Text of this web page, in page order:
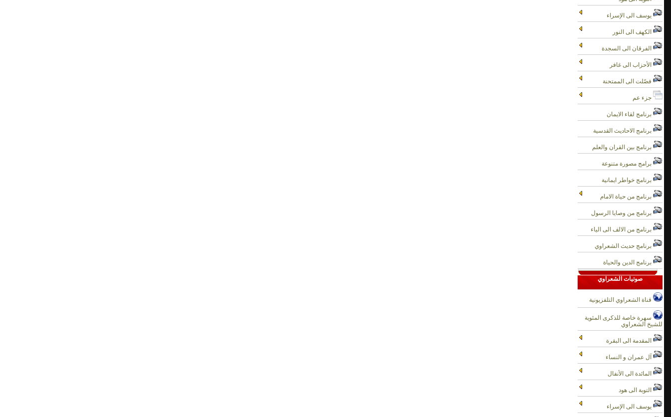
يوسف الى الإسراء
الكهف الى النور
الفرقان الى السجدة
الأحزاب الى غافر
فصّلت الى الممتحنة
جزء عم
برنامج لقاء الايمان
برنامج الاحاديث القدسية
برنامج بين القران والعلم
برامج مصورة متنوعة
برنامج خواطر ايمانية
برنامج من حياة الامام
برنامج من وصايا الرسول
برنامج من الالف الى الياء
برنامج حديث الشعراوي
برنامج الدين والحياة
صوتيات الشعراوي
قناة الشعراوي التلفزيونية
سهرة خاصة للذكرى المئوية
للشيخ الشعراوي
المقدمة الى البقرة
آل عمران و النساء
المائدة الى الأنفال
التوبة الى هود
يوسف الى الإسراء